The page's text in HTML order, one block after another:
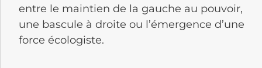
entre le maintien de la gauche au pouvoir,
une bascule à droite ou l’émergence d’une
force écologiste.